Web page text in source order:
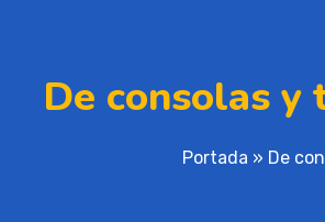
De consolas y
Portada » De